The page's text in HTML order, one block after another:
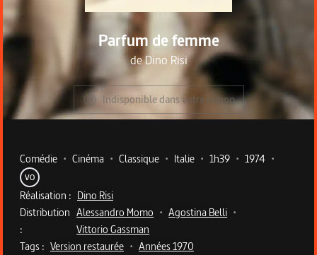
Parfum de femme
deDino Risi
Indisponible dans votre région
Metadata du programme
Comédie • Cinéma • Classique • Italie • 1h39 • 1974 •
VO
Réalisation : Dino Risi
Distribution
:
Alessandro Momo • Agostina Belli •
Vittorio Gassman
Tags : Version restaurée • Années 1970